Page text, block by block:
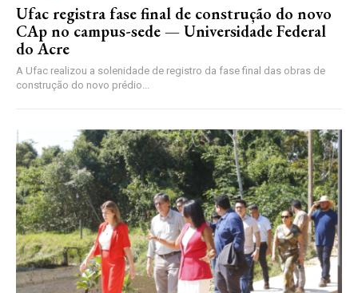
Ufac registra fase final de construção do novo
CAp no campus-sede — Universidade Federal
do Acre
A Ufac realizou a solenidade de registro da fase final das obras de
construção do novo prédio...